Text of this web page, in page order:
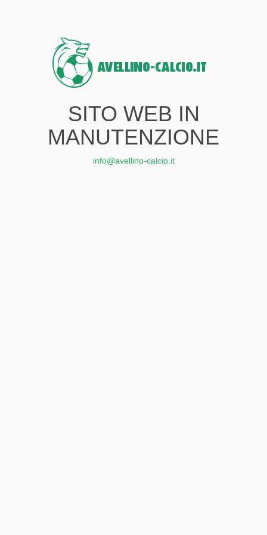
SITO WEB IN
MANUTENZIONE
info@avellino-calcio.it